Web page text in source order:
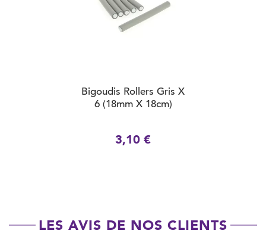
Bigoudis Rollers Gris X
6 (18mm X 18cm)
3,10 €
LES AVIS DE NOS CLIENTS